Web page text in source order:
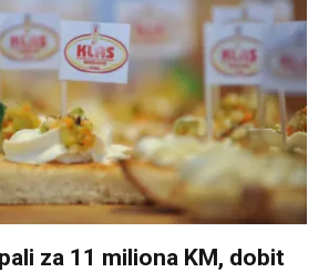
za 11 miliona KM, dobit